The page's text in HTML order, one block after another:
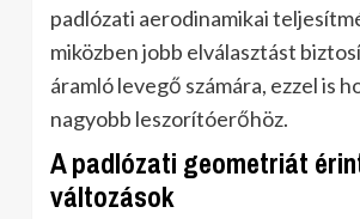
padlózati aerodinamikai
miközben jobb elválasztást
áramló levegő számára, ezzel is
nagyobb leszorítóerőhöz.
A padlózati geometriát
változások